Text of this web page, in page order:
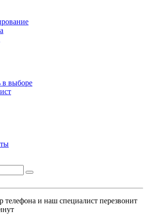
выборе
телефона и наш специалист перезвонит